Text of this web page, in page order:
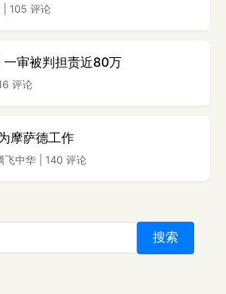
105 评论
审被判担责近80万
评论
摩萨德工作
飞中华 140 评论
搜索